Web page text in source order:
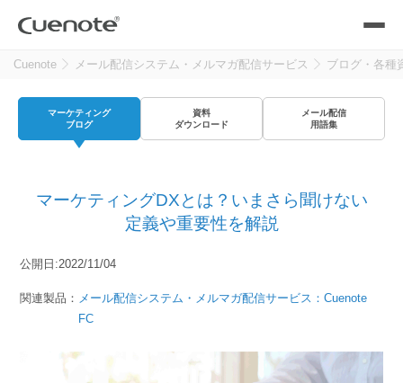
メール配信システム
メールリレーサーバー
kintone（キントーン）メール配信
活用シーン
会員獲得／ニーズ把握
ブログ・各種資料
ブログ・各種資料
Cuenote メール配信システム・メルマガ配信サービス ブログ・各種
マーケティング
ブログ
資料
ダウンロード
メール配信
用語集
マーケティングDXとは？いまさら聞けない
定義や重要性を解説
公開日:2022/11/04
関連製品： メール配信システム・メルマガ配信サービス：Cuenote
FC